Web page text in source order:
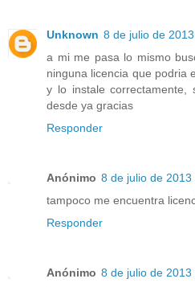
Unknown 8 de julio de
a mi me pasa lo mismo
ninguna licencia que podria
y lo instale correctamente,
desde ya gracias
Responder
Anónimo 8 de julio de 2013
tampoco me encuentra
Responder
Anónimo 8 de julio de 2013